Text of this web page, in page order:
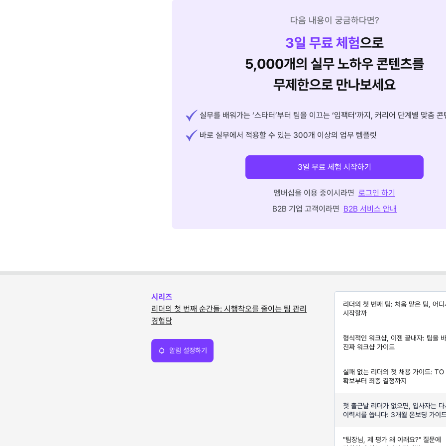
다음 내용이 궁금하다면?
3일 무료 체험으로
5,000개의 실무 노하우 콘텐츠를
무제한으로 만나보세요
실무를 배워가는 ‘스타터’부터 팀을 이끄는 ‘임팩터’까지, 커리어 단계별 맞춤 콘
바로 실무에서 적용할 수 있는 300개 이상의 업무 템플릿
3일 무료 체험 시작하기
멤버십을 이용 중이시라면 로그인 하기
B2B 기업 고객이라면 B2B 서비스 안내
시리즈
리더의 첫 번째 순간들: 시행착오를 줄이는 팀 관리
경험담
알림 설정하기
리더의 첫 번째 팀: 처음 맡은 팀, 어디
시작할까
형식적인 워크샵, 이젠 끝내자: 팀을
진짜 워크샵 가이드
실패 없는 리더의 첫 채용 가이드: TO
확보부터 최종 결정까지
첫 출근날 리더가 없으면, 입사자는 다
이력서를 씁니다: 3개월 온보딩 가이
"팀장님, 제 평가 왜 이래요?" 질문에